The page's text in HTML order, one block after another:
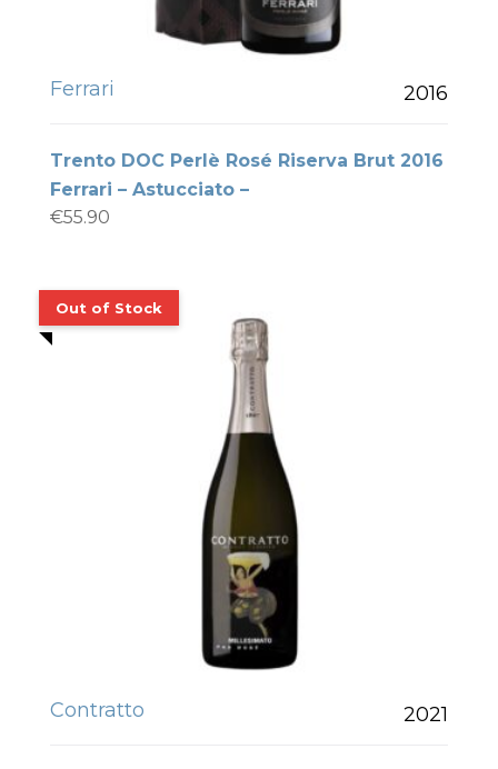
Ferrari 2016
Trento DOC Perlè Rosé Riserva Brut 2016
Ferrari – Astucciato –
€55.90
Contratto 2021